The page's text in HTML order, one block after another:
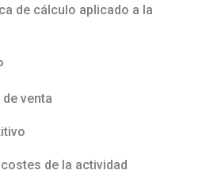
de cálculo aplicado a la
venta
de la actividad